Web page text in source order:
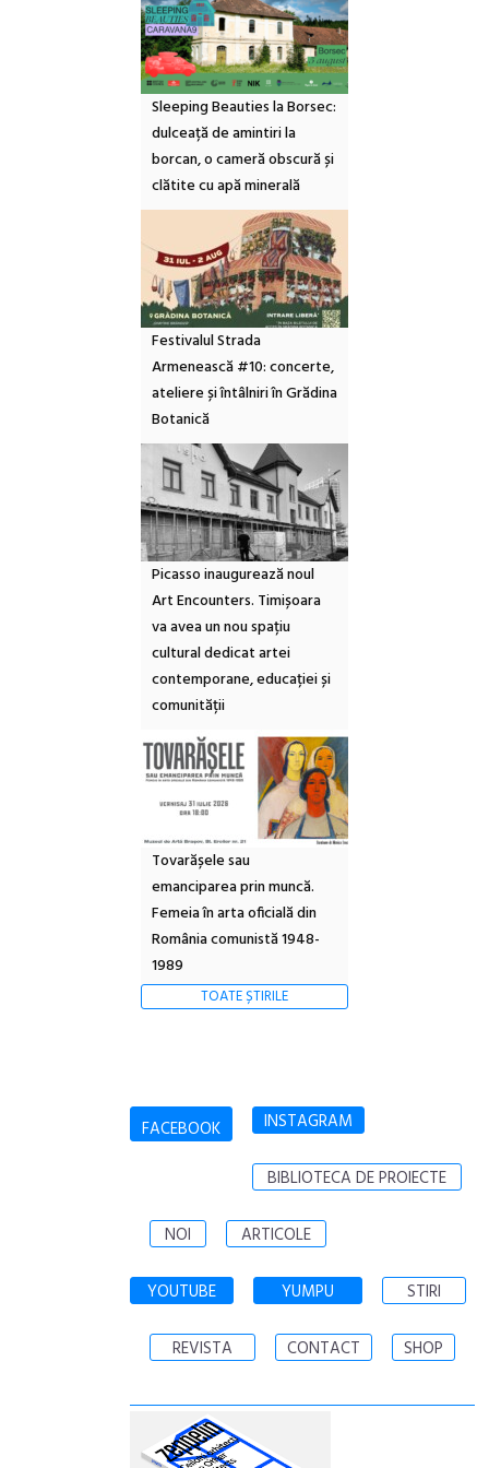
Sleeping Beauties la Borsec:
dulceață de amintiri la
borcan, o cameră obscură și
clătite cu apă minerală
Festivalul Strada
Armenească #10: concerte,
ateliere și întâlniri în Grădina
Botanică
Picasso inaugurează noul
Art Encounters. Timișoara
va avea un nou spațiu
cultural dedicat artei
contemporane, educației și
comunității
Tovarășele sau
emanciparea prin muncă.
Femeia în arta oficială din
România comunistă 1948-
1989
TOATE ȘTIRILE
FACEBOOK INSTAGRAM
BIBLIOTECA DE PROIECTE
NOI ARTICOLE
YOUTUBE YUMPU STIRI
REVISTA CONTACT SHOP